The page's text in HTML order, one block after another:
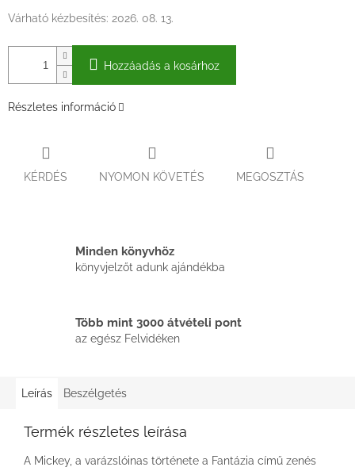
Várható kézbesítés: 2026. 08. 13.
Hozzáadás a kosárhoz
Részletes információ
KÉRDÉS NYOMON KÖVETÉS MEGOSZTÁS
Minden könyvhöz
könyvjelzőt adunk ajándékba
Több mint 3000 átvételi pont
az egész Felvidéken
Leírás Beszélgetés
Termék részletes leírása
A Mickey, a varázslóinas története a Fantázia című zenés